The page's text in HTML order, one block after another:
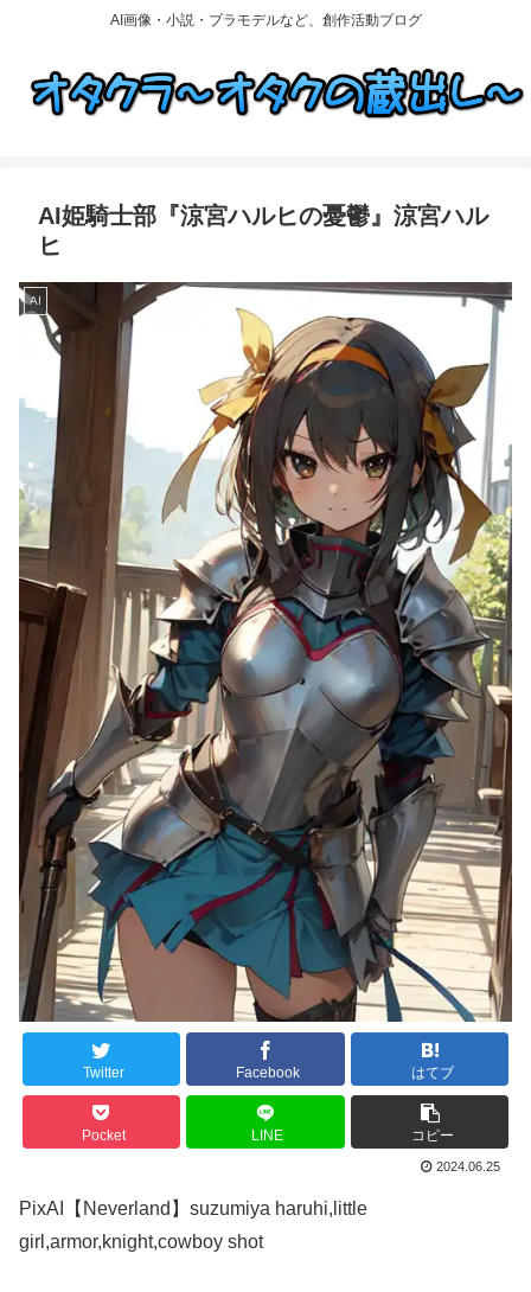
AI画像・小説・プラモデルなど、創作活動ブログ
AI姫騎士部『涼宮ハルヒの憂鬱』涼宮ハル
ヒ
AI
Twitter Facebook はてブ
Pocket LINE コピー
2024.06.25
PixAI【Neverland】suzumiya haruhi,little
girl,armor,knight,cowboy shot